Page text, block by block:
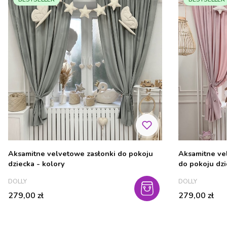
Aksamitne velvetowe zasłonki do pokoju
dziecka - kolory
PRODUCENT
DOLLY
Cena
279,00 zł
Aksamitne
do pokoju
PRODUCENT
DOLLY
Cena
279,00 zł